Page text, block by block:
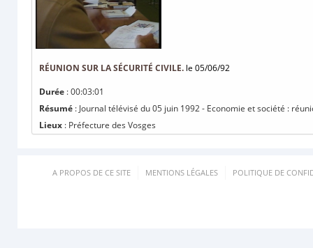
RÉUNION SUR LA SÉCURITÉ CIVILE. le 05/06/92
Durée : 00:03:01
Résumé : Journal télévisé du 05 juin 1992 - Economie et société :
Lieux : Préfecture des Vosges
A PROPOS DE CE SITE MENTIONS LÉGALES POLITIQUE DE